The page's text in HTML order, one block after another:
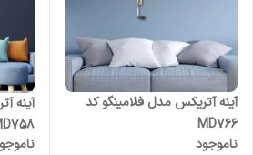
آینه آتریکس مدل فلامینگو کد
MD766
ناموجود
آینه